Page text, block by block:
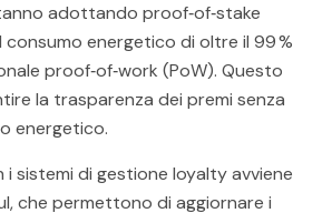
adottando proof‑of‑stake
consumo energetico di oltre il 99 %
proof‑of‑work (PoW). Questo
la trasparenza dei premi senza
energetico.
i sistemi di gestione loyalty avviene
che permettono di aggiornare i